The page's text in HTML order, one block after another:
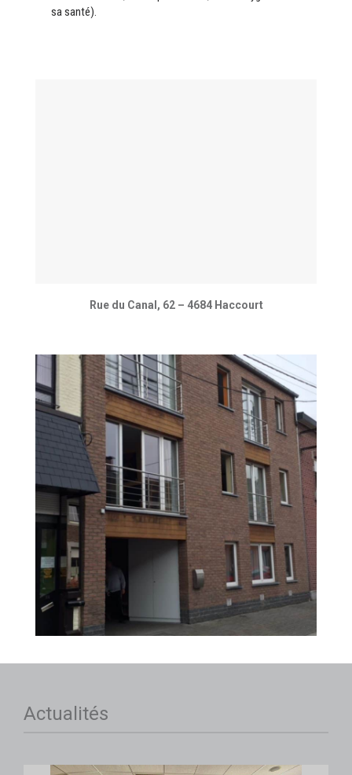
sa santé).
Rue du Canal, 62 – 4684 Haccourt
Actualités